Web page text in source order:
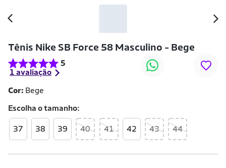
Tênis Nike SB Force 58 Masculino - Bege
5
1 avaliação
Cor: Bege
Escolha otamanho
37 38 39 40 41 42 43 44